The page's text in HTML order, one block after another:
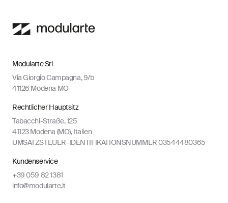
Modularte Srl
Via Giorgio Campagna, 9/b
41126 Modena MO
Rechtlicher Hauptsitz
Tabacchi-Straße, 125
41123 Modena (MO), Italien
UMSATZSTEUER-IDENTIFIKATIONSNUMMER 03544480365
Kundenservice
+39 059 82 1381
info@modularte.it